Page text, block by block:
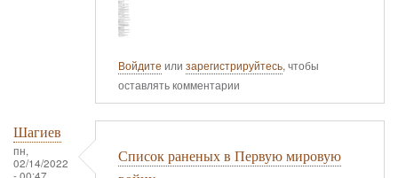
Войдите или зарегистрируйтесь, чтобы
оставлять комментарии
Шагиев
пн,
02/14/2022
Список раненых в Первую мировую